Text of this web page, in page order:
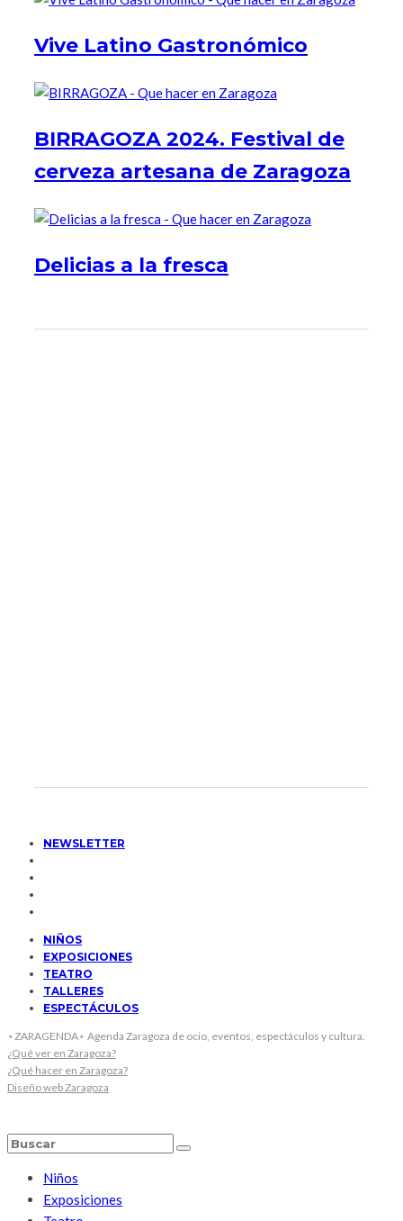
Vive Latino Gastronómico
BIRRAGOZA 2024. Festival de
cerveza artesana de Zaragoza
Delicias a la fresca
NEWSLETTER
NIÑOS
EXPOSICIONES
TEATRO
TALLERES
ESPECTÁCULOS
⋆ZARAGENDA⋆ Agenda Zaragoza de ocio, eventos, espectáculos y cultura.
¿Qué ver en Zaragoza?
¿Qué hacer en Zaragoza?
Diseño web Zaragoza
Niños
Exposiciones